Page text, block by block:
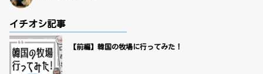
イチオシ記事
【前編】韓国の牧場に行ってみた！